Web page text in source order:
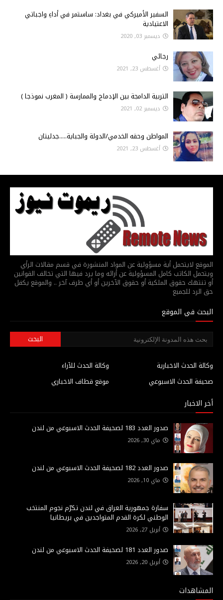
السفير الأميركي في بغداد: ساستمر في أداءِ واجباتي
الاعتيادية
ديسمبر 03, 2020
رجائي
أغسطس 23, 2021
التربية الدامجة بين الإدماج والممارسة ( المغرب نموذجا )
ديسمبر 02, 2021
المواطن وحقه الخدمي/الدولة والجباية.....جدليتان
أغسطس 23, 2021
الموقع لايتحمل أية مسؤولية عن المواد المنشورة في قسم مقالات الرأي
ويتحمل الكاتب كامل المسؤولية عن أرائه وما يرد فيها التي تخالف القوانين
أو تنتهك حقوق الملكية أو حقوق الآخرين أو أي طرف آخر .. والموقع يكفل
حق الرد للجميع
البحث في الموقع
وكالة الحدث للآراء
وكالة الحدث الاخبارية
موقع قطاف الاخباري
صحيفة الحدث الاسبوعي
أخر الاخبار
صدور العدد 183 لصحيفة الحدث الاسبوعي من لندن
ماي 30, 2026
صدور العدد 182 لصحيفة الحدث الاسبوعي من لندن
ماي 10, 2026
سفارة جمهورية العراق في لندن تكرّم نجوم المنتخب
الوطني لكرة القدم المتواجدين في بريطانيا
أبريل 27, 2026
صدور العدد 181 لصحيفة الحدث الاسبوعي من لندن
أبريل 20, 2026
المشاهدات